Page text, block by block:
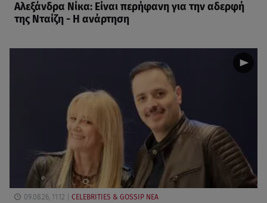
Αλεξάνδρα Νίκα: Είναι περήφανη για την αδερφή
της Νταίζη - Η ανάρτηση
09.08.26, 11:12 CELEBRITIES & GOSSIP ΝΕΑ